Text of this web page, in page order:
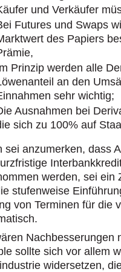
und Verkäufer
Futures und Swaps
des Papiers
Prinzip werden alle
an den
sehr wichtig;
Ausnahmen bei
sich zu 100% auf
sei anzumerken, dass
werden, sei ein
stufenweise
von Terminen für die
Nachbesserungen
sollte sich vor allem
widersetzen,